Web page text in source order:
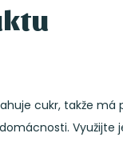
cukr, takže
Využijte